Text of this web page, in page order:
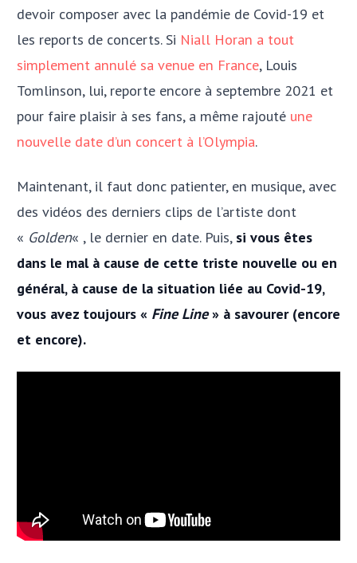
devoir composer avec la pandémie de Covid-19 et
les reports de concerts. Si Niall Horan a tout
simplement annulé sa venue en France, Louis
Tomlinson, lui, reporte encore à septembre 2021 et
pour faire plaisir à ses fans, a même rajouté une
nouvelle date d’un concert à l’Olympia.
Maintenant, il faut donc patienter, en musique, avec
des vidéos des derniers clips de l’artiste dont
« Golden« , le dernier en date. Puis, si vous êtes
dans le mal à cause de cette triste nouvelle ou en
général, à cause de la situation liée au Covid-19,
vous avez toujours « Fine Line» à savourer (encore
et encore).